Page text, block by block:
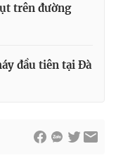
có sự chấp
trên đường
đầu tiên tại Đà